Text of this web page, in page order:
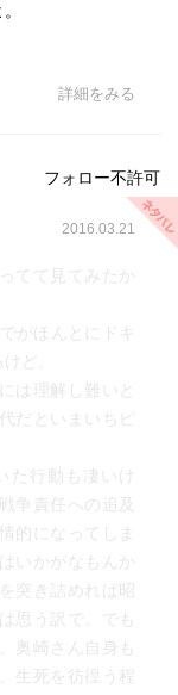
かけてるのが超
、
けど、私たちは
詳細をみる
フォロー不許可
2016.03.21
てて見てみたか
がほんとにドキ
ど。
は理解し難いと
だといまいちピ
た行動も凄いけ
争責任への追及
的になってしま
いかがなもんか
突き詰めれば昭
思う訳で。でも
奥崎さん自身も
生死を彷徨う程